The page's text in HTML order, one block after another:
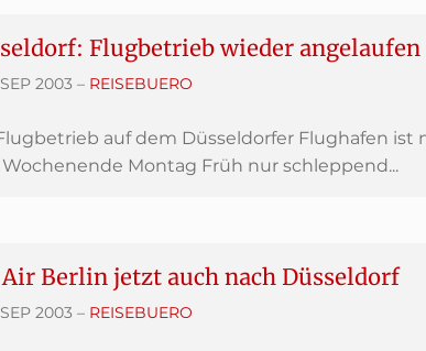
Flugbetrieb wieder angelaufen
2003 – REISEBUERO
auf dem Düsseldorfer Flughafen
Montag Früh nur schleppend...
Berlin jetzt auch nach Düsseldorf
2003 – REISEBUERO